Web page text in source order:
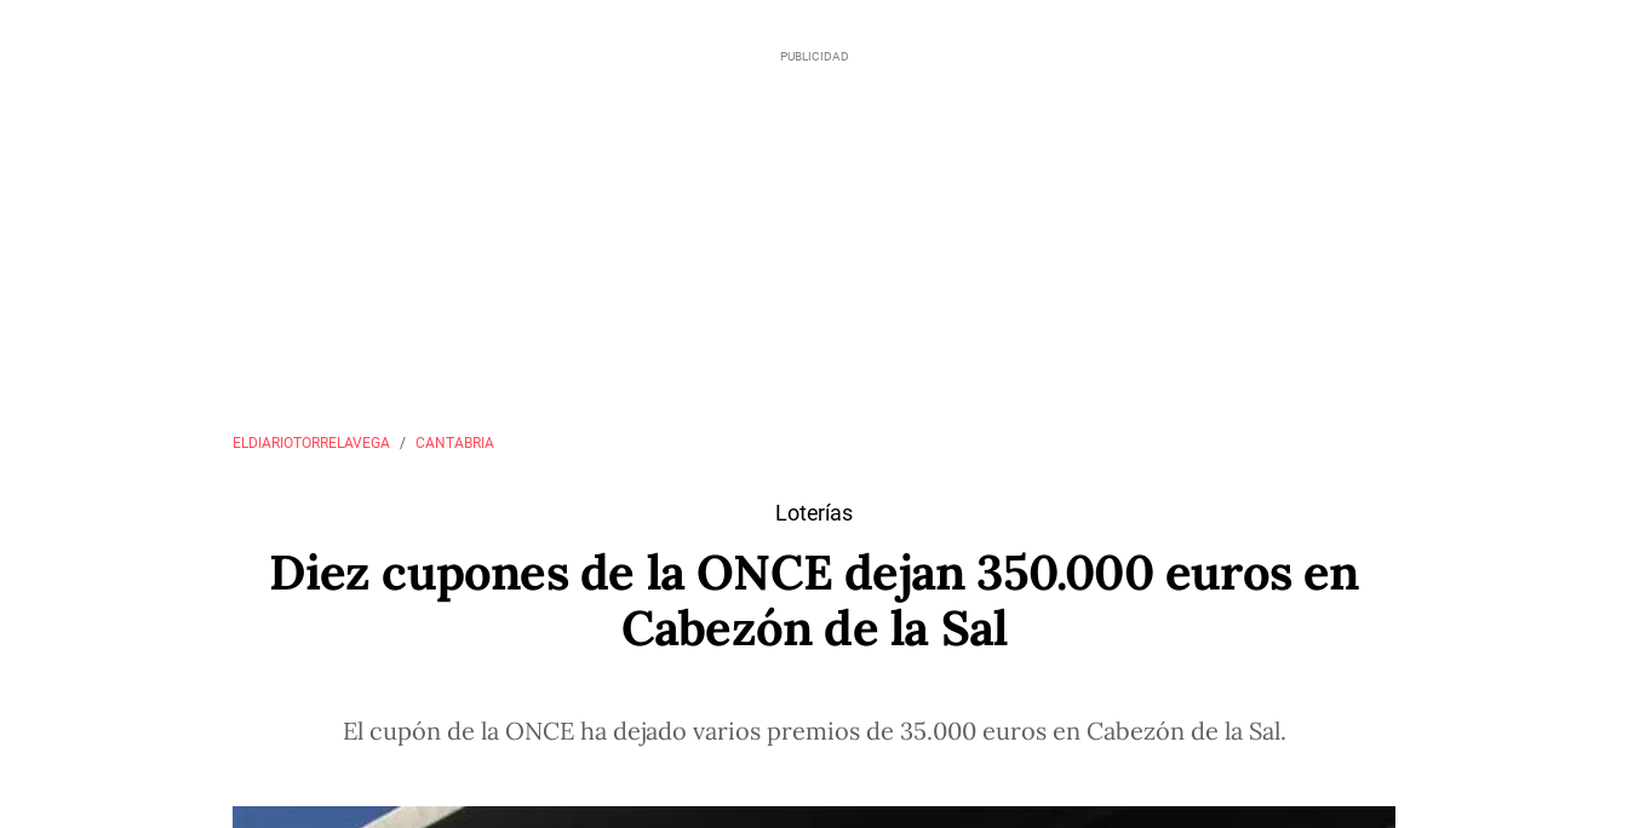
ELDIARIOTORRELAVEGA CANTABRIA
Loterías
Diez cupones de la ONCE dejan 350.000 euros en
Cabezón de la Sal
El cupón de la ONCE ha dejado varios premios de 35.000 euros en Cabezón de la Sal.